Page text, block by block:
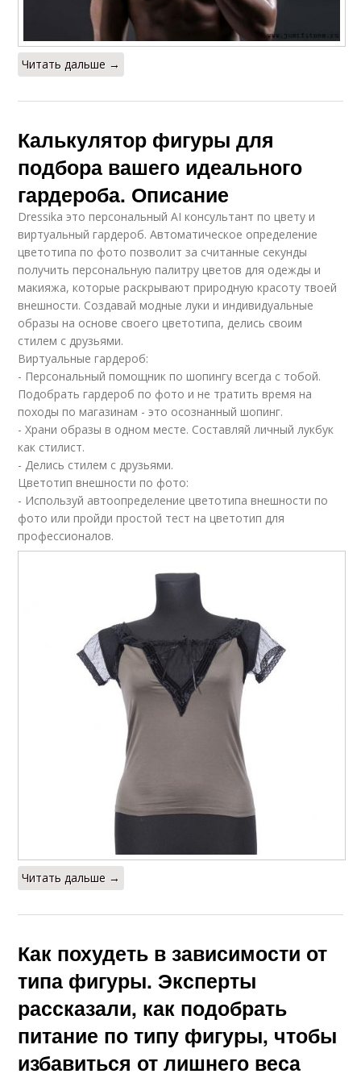
Читать дальше →
Калькулятор фигуры для
подбора вашего идеального
гардероба. Описание
Dressika это персональный AI консультант по цвету и
виртуальный гардероб. Автоматическое определение
цветотипа по фото позволит за считанные секунды
получить персональную палитру цветов для одежды и
макияжа, которые раскрывают природную красоту твоей
внешности. Создавай модные луки и индивидуальные
образы на основе своего цветотипа, делись своим
стилем с друзьями.
Виртуальные гардероб:
- Персональный помощник по шопингу всегда с тобой.
Подобрать гардероб по фото и не тратить время на
походы по магазинам - это осознанный шопинг.
- Храни образы в одном месте. Составляй личный лукбук
как стилист.
- Делись стилем с друзьями.
Цветотип внешности по фото:
- Используй автоопределение цветотипа внешности по
фото или пройди простой тест на цветотип для
профессионалов.
Читать дальше →
Как похудеть в зависимости от
типа фигуры. Эксперты
рассказали, как подобрать
питание по типу фигуры, чтобы
избавиться от лишнего веса